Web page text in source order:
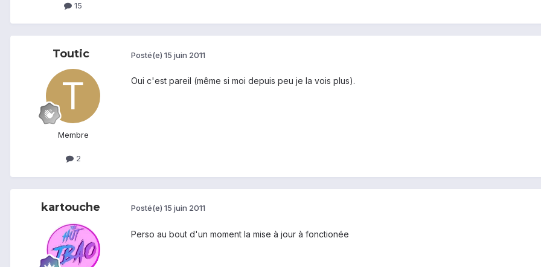
15
Toutic
Membre
2
Posté(e) 15 juin 2011
Oui c'est pareil (même si moi depuis peu je la vois plus).
kartouche Posté(e) 15 juin 2011
Perso au bout d'un moment la mise à jour à fonctionée